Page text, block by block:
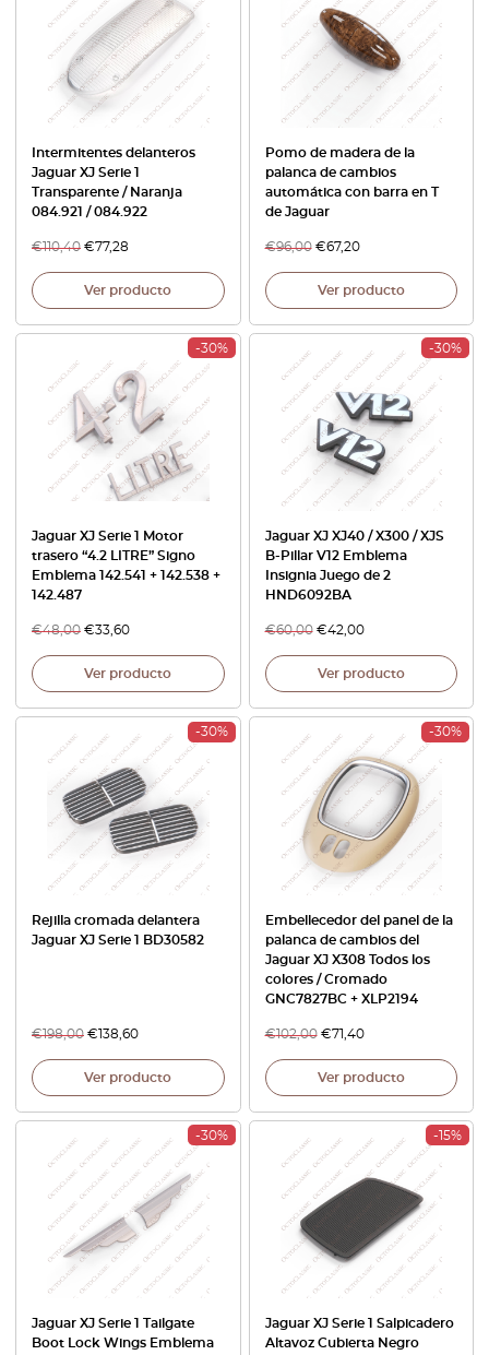
Intermitentes delanteros
Jaguar XJ Serie 1
Transparente / Naranja
084.921 / 084.922
€110,40 €77,28
Ver producto
Pomo de madera de la
palanca de cambios
automática con barra en T
de Jaguar
€96,00 €67,20
Ver producto
-30%
Jaguar XJ Serie 1 Motor
trasero “4.2 LITRE” Signo
Emblema 142.541 + 142.538 +
142.487
€48,00 €33,60
Ver producto
-30%
Jaguar XJ XJ40 / X300 / XJS
B-Pillar V12 Emblema
Insignia Juego de 2
HND6092BA
€60,00 €42,00
Ver producto
-30%
Rejilla cromada delantera
Jaguar XJ Serie 1 BD30582
€198,00 €138,60
Ver producto
-30%
Embellecedor del panel de la
palanca de cambios del
Jaguar XJ X308 Todos los
colores / Cromado
GNC7827BC + XLP2194
€102,00 €71,40
Ver producto
-30%
Jaguar XJ Serie 1 Tailgate
Boot Lock Wings Emblema
-15%
Jaguar XJ Serie 1 Salpicadero
Altavoz Cubierta Negro